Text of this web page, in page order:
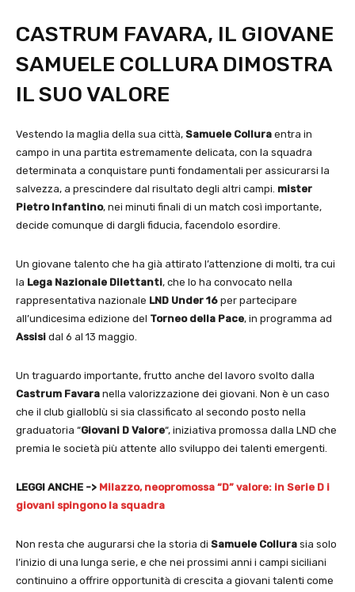
CASTRUM FAVARA, IL GIOVANE
SAMUELE COLLURA DIMOSTRA
IL SUO VALORE
Vestendo la maglia della sua città, Samuele Collura entra in
campo in una partita estremamente delicata, con la squadra
determinata a conquistare punti fondamentali per assicurarsi la
salvezza, a prescindere dal risultato degli altri campi. mister
Pietro Infantino, nei minuti finali di un match così importante,
decide comunque di dargli fiducia, facendolo esordire.
Un giovane talento che ha già attirato l’attenzione di molti, tra cui
la Lega Nazionale Dilettanti, che lo ha convocato nella
rappresentativa nazionale LND Under 16 per partecipare
all’undicesima edizione del Torneo della Pace, in programma ad
Assisi dal 6 al 13 maggio.
Un traguardo importante, frutto anche del lavoro svolto dalla
Castrum Favara nella valorizzazione dei giovani. Non è un caso
che il club gialloblù si sia classificato al secondo posto nella
graduatoria “Giovani D Valore“, iniziativa promossa dalla LND che
premia le società più attente allo sviluppo dei talenti emergenti.
LEGGI ANCHE -> Milazzo, neopromossa “D” valore: in Serie D i
giovani spingono la squadra
Non resta che augurarsi che la storia di Samuele Collura sia solo
l’inizio di una lunga serie, e che nei prossimi anni i campi siciliani
continuino a offrire opportunità di crescita a giovani talenti come